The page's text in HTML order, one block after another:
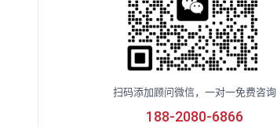
扫码添加顾问微信，一对一免费咨询
188-2080-6866